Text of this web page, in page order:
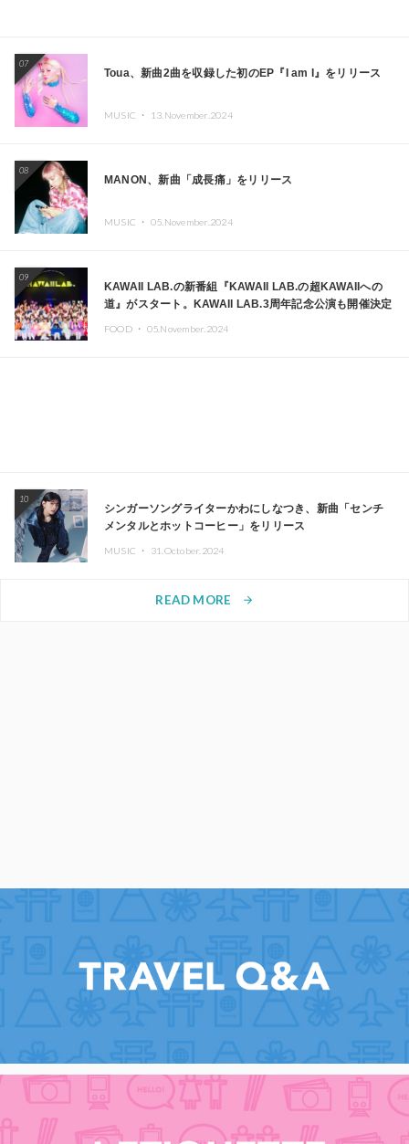
07
Toua、新曲2曲を収録した初のEP『I am I』をリリース
MUSIC ・ 13.November.2024
08
MANON、新曲「成長痛」をリリース
MUSIC ・ 05.November.2024
09
KAWAII LAB.の新番組『KAWAII LAB.の超KAWAIIへの
道』がスタート。KAWAII LAB.3周年記念公演も開催決定
FOOD ・ 05.November.2024
10
シンガーソングライターかわにしなつき、新曲「センチ
メンタルとホットコーヒー」をリリース
MUSIC ・ 31.October.2024
READ MORE arrow_forward